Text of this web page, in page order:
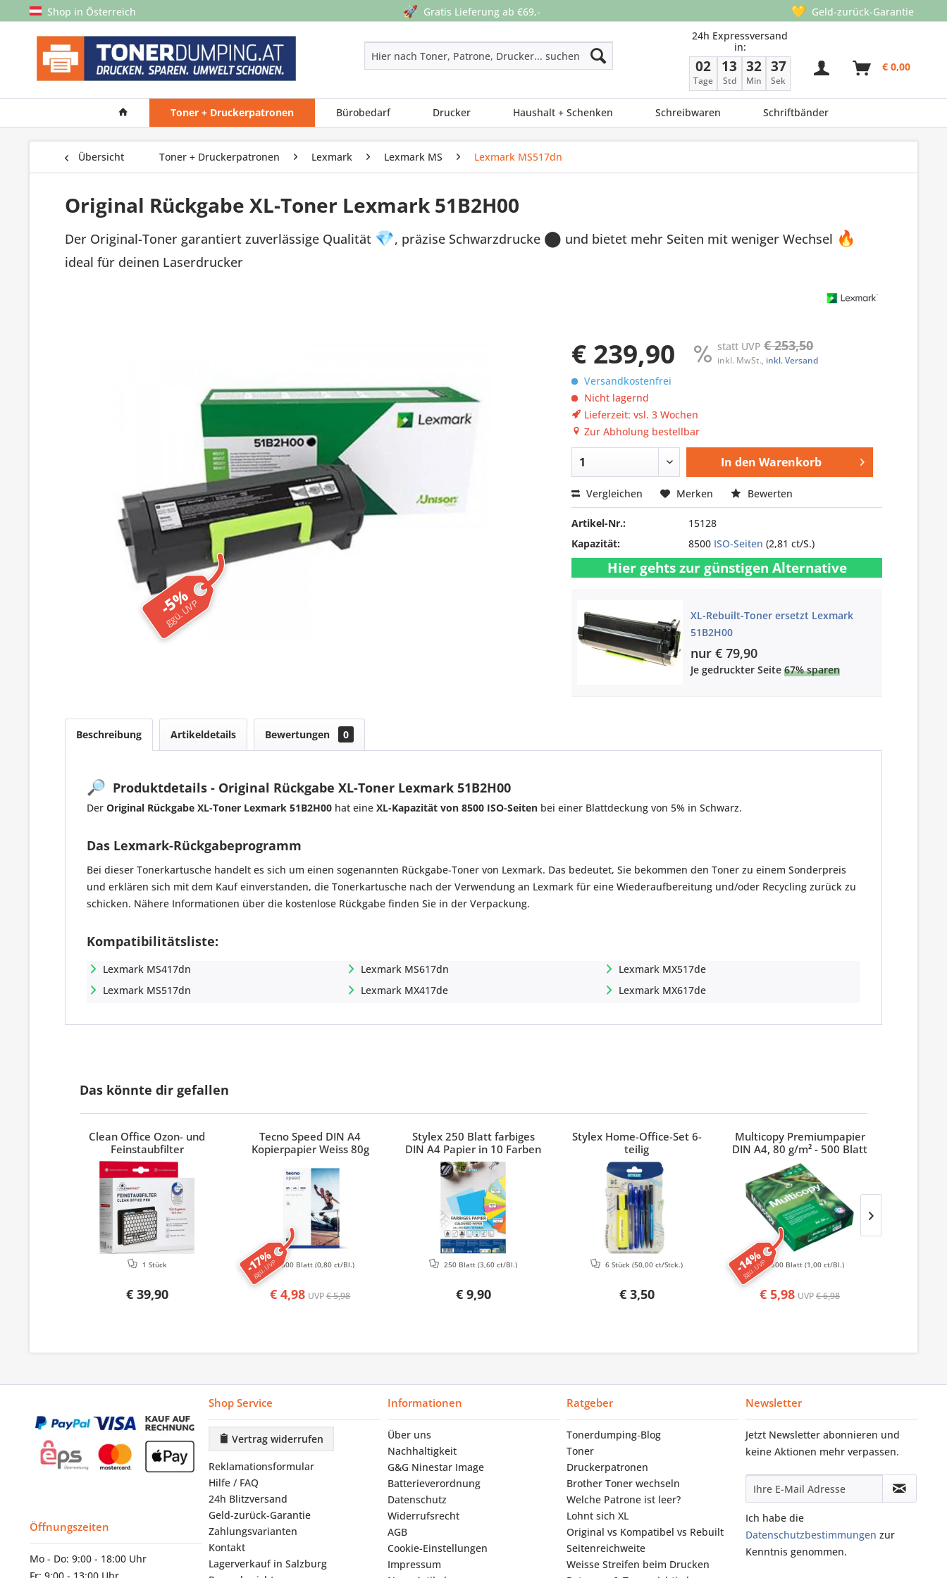
Shop in Österreich 🚀 Gratis Lieferung ab €69,- 💛 Geld-zurück-Garantie
24h Expressversand
in:
02
Tage
13
Std
32
Min
37
Sek
€ 0,00
Toner + Druckerpatronen Bürobedarf Drucker Haushalt + Schenken Schreibwaren Schriftbänder
Übersicht Toner + Druckerpatronen Lexmark Lexmark MS Lexmark MS517dn
Original Rückgabe XL-Toner Lexmark 51B2H00
Der Original-Toner garantiert zuverlässige Qualität 💎, präzise Schwarzdrucke ⬤ und bietet mehr Seiten mit weniger Wechsel 🔥
ideal für deinen Laserdrucker
-5%
ggü. UVP
€ 239,90 statt UVP€ 253,50
inkl. MwSt., inkl. Versand
Versandkostenfrei
Nicht lagernd
Lieferzeit: vsl. 3 Wochen
Zur Abholung bestellbar
In den Warenkorb
Vergleichen Merken Bewerten
Artikel-Nr.:
15128
Kapazität:
8500 ISO-Seiten (2,81 ct/S.)
Hier gehts zur günstigen Alternative
XL-Rebuilt-Toner ersetzt Lexmark
51B2H00
nur € 79,90
Je gedruckter Seite67% sparen
Beschreibung Artikeldetails Bewertungen 0
🔎 Produktdetails - Original Rückgabe XL-Toner Lexmark 51B2H00
Der Original Rückgabe XL-Toner Lexmark 51B2H00 hat eine XL-Kapazität von 8500 ISO-Seiten bei einer Blattdeckung von 5% in Schwarz.
Das Lexmark-Rückgabeprogramm
Bei dieser Tonerkartusche handelt es sich um einen sogenannten Rückgabe-Toner von Lexmark. Das bedeutet, Sie bekommen den Toner zu einem Sonderpreis
und erklären sich mit dem Kauf einverstanden, die Tonerkartusche nach der Verwendung an Lexmark für eine Wiederaufbereitung und/oder Recycling zurück zu
schicken. Nähere Informationen über die kostenlose Rückgabe finden Sie in der Verpackung.
Kompatibilitätsliste:
Lexmark MS417dn
Lexmark MS517dn
Lexmark MS617dn
Lexmark MX417de
Lexmark MX517de
Lexmark MX617de
Das könnte dir gefallen
Clean Office Ozon- und
Feinstaubfilter
€ 39,90
1 Stück -17%
ggü. UVP
Tecno Speed DIN A4
Kopierpapier Weiss 80g
€ 4,98 UVP€ 5,98
500 Blatt (0,80 ct/Bl.)
Stylex 250 Blatt farbiges
DIN A4 Papier in 10 Farben
€ 9,90
250 Blatt(3,60 ct/Bl.)
Stylex Home-Office-Set 6-
teilig
€ 3,50
6 Stück(50,00 ct/Stck.) -14%
ggü. UVP
Multicopy Premiumpapier
DIN A4, 80 g/m² - 500 Blatt
€ 5,98 UVP€ 6,98
500 Blatt (1,00 ct/Bl.)
Öffnungszeiten
Mo - Do: 9:00 - 18:00 Uhr
Shop Service
Vertrag widerrufen
Reklamationsformular
Hilfe / FAQ
24h Blitzversand
Geld-zurück-Garantie
Zahlungsvarianten
Kontakt
Lagerverkauf in Salzburg
Informationen
Über uns
Nachhaltigkeit
G&G Ninestar Image
Batterieverordnung
Datenschutz
Widerrufsrecht
AGB
Cookie-Einstellungen
Impressum
Ratgeber
Tonerdumping‑Blog
Toner
Druckerpatronen
Brother Toner wechseln
Welche Patrone ist leer?
Lohnt sich XL
Original vs Kompatibel vs Rebuilt
Seitenreichweite
Weisse Streifen beim Drucken
Newsletter
Jetzt Newsletter abonnieren und
keine Aktionen mehr verpassen.
Ich habe die
Datenschutzbestimmungen zur
Kenntnis genommen.